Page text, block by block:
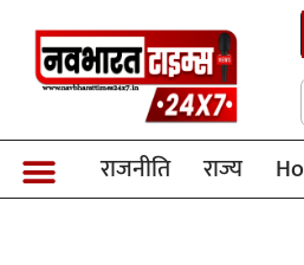
खमरिया में बिना औषधि अनुज्ञप्ति
राजनीति राज्य